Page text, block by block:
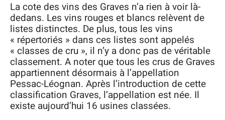
La cote des vins des Graves n’a rien à voir là-
dedans. Les vins rouges et blancs relèvent de
listes distinctes. De plus, tous les vins
« répertoriés » dans ces listes sont appelés
« classes de cru », il n’y a donc pas de véritable
classement. A noter que tous les crus de Graves
appartiennent désormais à l’appellation
Pessac-Léognan. Après l’introduction de cette
classification Graves, l’appellation est née. Il
existe aujourd’hui 16 usines classées.